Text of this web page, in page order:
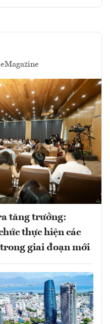
eMagazine
tăng trưởng:
thực hiện các
giai đoạn mới